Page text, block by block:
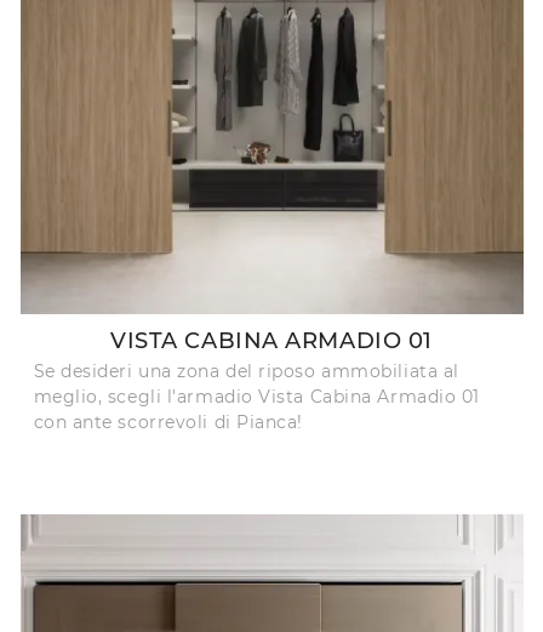
VISTA CABINA ARMADIO 01
Se desideri una zona del riposo ammobiliata al
meglio, scegli l'armadio Vista Cabina Armadio 01
con ante scorrevoli di Pianca!